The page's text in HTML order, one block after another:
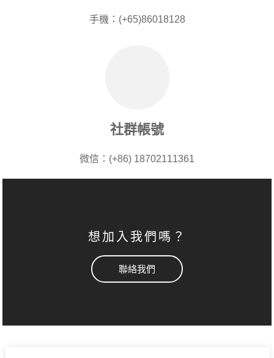
手機：(+65)86018128
社群帳號
微信：(+86) 18702111361
想加入我們嗎？
聯絡我們